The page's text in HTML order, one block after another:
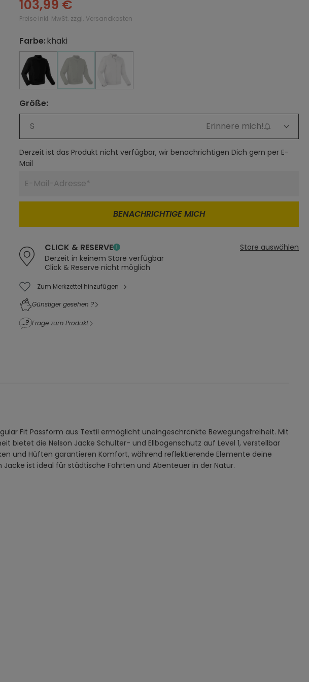
103,99 €
Preise inkl. MwSt. zzgl. Versandkosten
Farbe
auswählen
:khaki
schwarz
schwarz
khaki
(Diese Option ist zurzeit nicht verfügbar.)
silber
silber
Größe
auswählen
:
S
Erinnere mich!
Derzeit ist das Produkt nicht verfügbar, wir benachrichtigen Dich gern per E-
Mail
BENACHRICHTIGE MICH
CLICK & RESERVE
Derzeit in keinem Store verfügbar
Click & Reserve nicht möglich
Store auswählen
Zum Merkzettel hinzufügen
Günstiger gesehen ?
Frage zum Produkt
Fit Passform aus Textil ermöglicht uneingeschränkte Bewegungsfreiheit. Mit
bietet die Nelson Jacke Schulter- und Ellbogenschutz auf Level 1, verstellbar
und Hüften garantieren Komfort, während reflektierende Elemente deine
ist ideal für städtische Fahrten und Abenteuer in der Natur.